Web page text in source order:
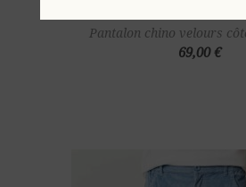
Pantalon chino velours
69,00 €